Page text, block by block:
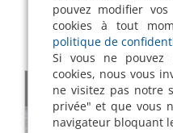
05 Aug 2021
pouvez modifier
cookies à tout
politique de
Si vous ne pouvez
cookies, nous vous
ne visitez pas notre
privée" et que vous
navigateur bloquant